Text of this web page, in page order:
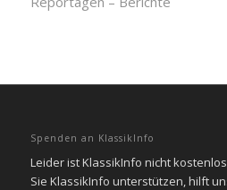
Spenden an KlassikInfo
Leider ist KlassikInfo nicht
Sie KlassikInfo unterstützen, hilft